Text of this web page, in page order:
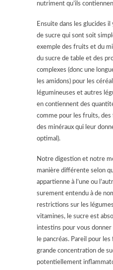
nutriment qu’ils
Ensuite dans les glucides
de sucre qui sont soit
exemple des fruits et du
du sucre de table et des
complexes (donc une
les amidons) pour les
légumineuses et autres
en contiennent des
comme pour les fruits,
des minéraux qui leur
optimal).
Notre digestion et notre
manière différente selon
appartienne à l’une ou
surement entendu à de
restrictions sur les
vitamines, le sucre est
intestins pour vous donner
le pancréas. Pareil pour
grande concentration de
potentiellement